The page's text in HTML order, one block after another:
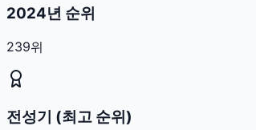
2024년 순위
239위
전성기 (최고 순위)